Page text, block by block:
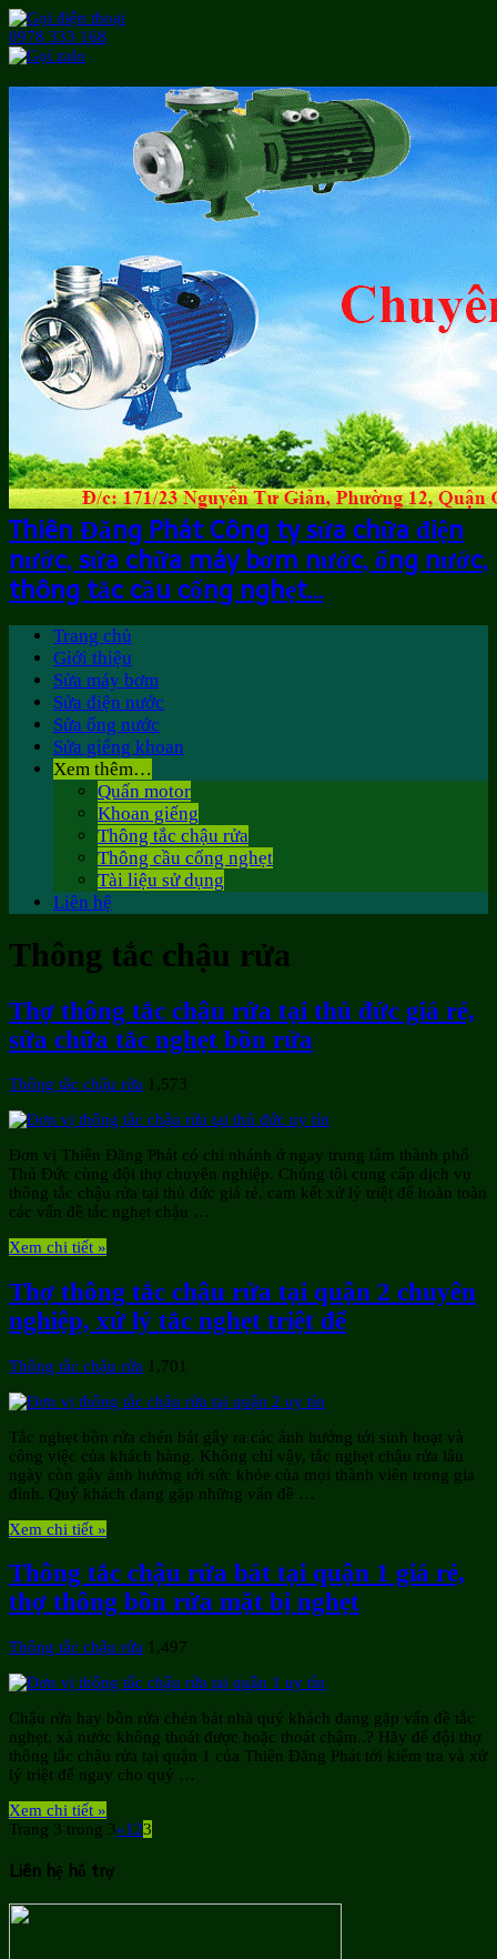
0978 333 168
Thiên Đăng Phát Công ty sửa chữa điện
nước, sửa chữa máy bơm nước, ống nước,
thông tắc cầu cống nghẹt…
Trang chủ
Giới thiệu
Sửa máy bơm
Sửa điện nước
Sửa ống nước
Sửa giếng khoan
Xem thêm…
Quấn motor
Khoan giếng
Thông tắc chậu rửa
Thông cầu cống nghẹt
Tài liệu sử dụng
Liên hệ
Thông tắc chậu rửa
Thợ thông tắc chậu rửa tại thủ đức giá rẻ,
sửa chữa tắc nghẹt bồn rửa
Thông tắc chậu rửa 1,573
Đơn vị Thiên Đăng Phát có chi nhánh ở ngay trung tâm thành phố
Thủ Đức cùng đội thợ chuyên nghiệp. Chúng tôi cung cấp dịch vụ
thông tắc chậu rửa tại thủ đức giá rẻ, cam kết xử lý triệt để hoàn toàn
các vấn đề tắc nghẹt chậu …
Xem chi tiết »
Thợ thông tắc chậu rửa tại quận 2 chuyên
nghiệp, xử lý tắc nghẹt triệt để
Thông tắc chậu rửa 1,701
Tắc nghẹt bồn rửa chén bát gây ra các ảnh hưởng tới sinh hoạt và
công việc của khách hàng. Không chỉ vậy, tắc nghẹt chậu rửa lâu
ngày còn gây ảnh hưởng tới sức khỏe của mọi thành viên trong gia
đình. Quý khách đang gặp những vấn đề …
Xem chi tiết »
Thông tắc chậu rửa bát tại quận 1 giá rẻ,
thợ thông bồn rửa mặt bị nghẹt
Thông tắc chậu rửa 1,497
Chậu rửa hay bồn rửa chén bát nhà quý khách đang gặp vấn đề tắc
nghẹt, xả nước không thoát được hoặc thoát chậm..? Hãy để đội thợ
thông tắc chậu rửa tại quận 1 của Thiên Đăng Phát tới kiểm tra và xử
lý triệt để ngay cho quý …
Xem chi tiết »
Trang 3 trong 3«1 23
Liên hệ hỗ trợ